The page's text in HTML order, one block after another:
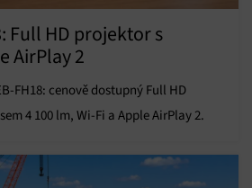
zařízení, Identifikace
přenášených
a zjišťování
chyb, Poskytování a
údajů.
Full HD projektor s
AirPlay 2
FH18: cenově dostupný Full HD
4 100 lm, Wi-Fi a Apple AirPlay 2.